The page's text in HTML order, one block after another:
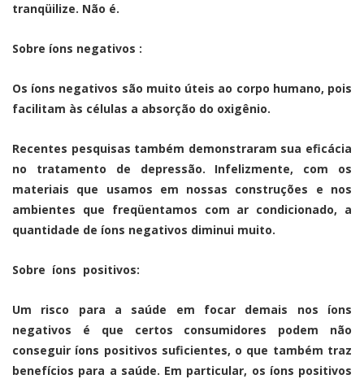
tranqüilize. Não é.
Sobre íons negativos :
Os íons negativos são muito úteis ao corpo humano, pois
facilitam às células a absorção do oxigênio.
Recentes pesquisas também demonstraram sua eficácia
no tratamento de depressão. Infelizmente, com os
materiais que usamos em nossas construções e nos
ambientes que freqüentamos com ar condicionado, a
quantidade de íons negativos diminui muito.
Sobre íons positivos:
Um risco para a saúde em focar demais nos íons
negativos é que certos consumidores podem não
conseguir íons positivos suficientes, o que também traz
benefícios para a saúde. Em particular, os íons positivos